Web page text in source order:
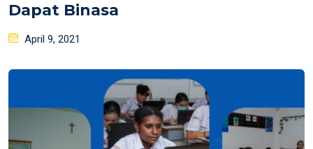
Dapat Binasa
Posted
April 9, 2021